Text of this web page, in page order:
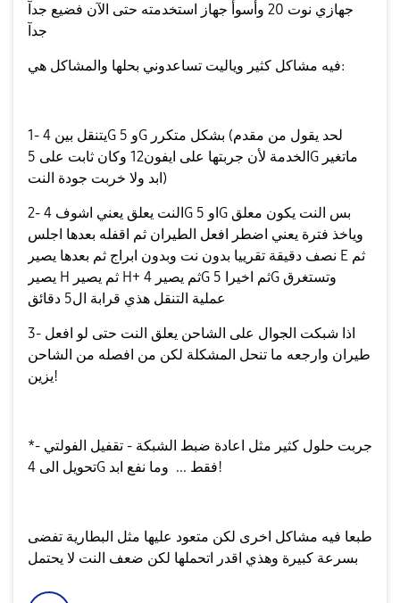
جهازي نوت 20 وأسوأ جهاز استخدمته حتى الآن فضيع جدآ
فيه مشاكل كثير وياليت تساعدوني بحلها والمشاكل هي:
1- يتنقل بين 4G و 5G بشكل متكرر (لحد يقول من مقدم
الخدمة لأن جربتها على ايفون12 وكان ثابت على 5G ماتغير
ابد ولا خربت جودة النت)
2- النت يعلق يعني اشوف 4G او 5G بس النت يكون معلق
وياخذ فترة يعني اضطر افعل الطيران ثم اقفله بعدها اجلس
نصف دقيقة تقرييا بدون نت وبدون ابراج ثم بعدها يصير E ثم
يصير H ثم يصير H+ ثم يصير 4G ثم اخيرا 5G وتستغرق
عملية التنقل هذي قرابة ال5 دقائق
3- اذا شبكت الجوال على الشاحن يعلق النت حتى لو افعل
طيران وارجعه ما تنحل المشكلة لكن من افصله من الشاحن
يزين!
*جربت حلول كثير مثل اعادة ضبط الشبكة - تقفيل الفولتي -
تحويل الى 4G فقط ... وما نفع ابد!
طبعا فيه مشاكل اخرى لكن متعود عليها مثل البطارية تفضى
بسرعة كبيرة وهذي اقدر اتحملها لكن ضعف النت لا يحتمل